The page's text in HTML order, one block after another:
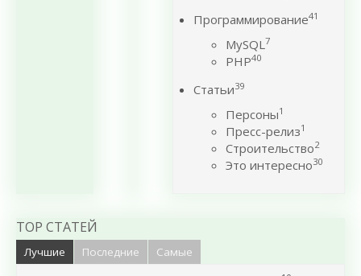
Программирование41
MySQL7
PHP40
Статьи39
Персоны1
Пресс-релиз1
Строительство2
Это интересно30
TOP СТАТЕЙ
Лучшие Последние Самые